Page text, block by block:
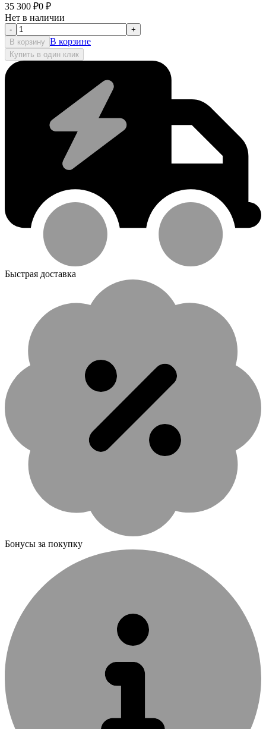
35 300 ₽0 ₽
Нет в наличии
-
+
В корзину В корзине
Купить в один клик
Быстрая доставка
Бонусы за покупку